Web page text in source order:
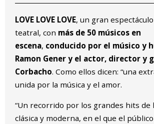
LOVE LOVE LOVE, un gran
teatral, con más de 50 músicos en
escena, conducido por el músico y
Ramon Gener y el actor, director y
Corbacho. Como ellos dicen: “una
unida por la música y el amor.
“Un recorrido por los grandes hits de
clásica y moderna, en el que el